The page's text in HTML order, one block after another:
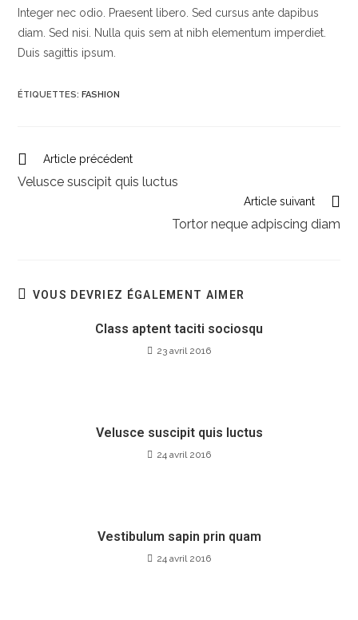
Integer nec odio. Praesent libero. Sed cursus ante dapibus
diam. Sed nisi. Nulla quis sem at nibh elementum imperdiet.
Duis sagittis ipsum.
ÉTIQUETTES:FASHION
Article précédent
Velusce suscipit quis luctus
Article suivant
Tortor neque adpiscing diam
VOUS DEVRIEZ ÉGALEMENT AIMER
Class aptent taciti sociosqu
23 avril 2016
Velusce suscipit quis luctus
24 avril 2016
Vestibulum sapin prin quam
24 avril 2016